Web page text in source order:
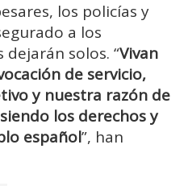
los policías y
a los
solos. “Vivan
de servicio,
y nuestra razón de
los derechos y
español”, han